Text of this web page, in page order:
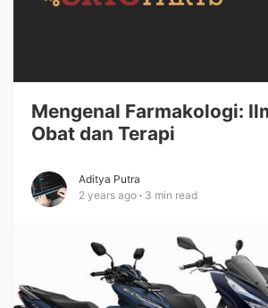
Mengenal Farmakologi:
Obat dan Terapi
Aditya Putra
2 years ago
3 min read